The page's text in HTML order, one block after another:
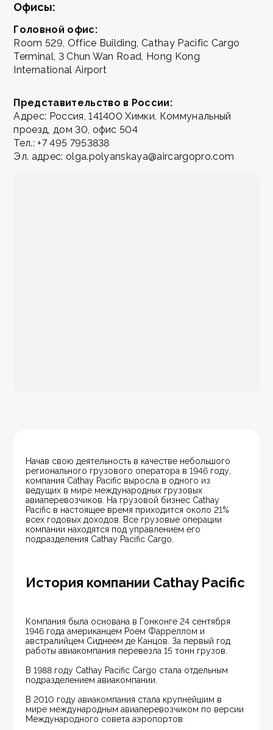
Офисы:
Головной офис:
Room 529, Office Building, Cathay Pacific Cargo
Terminal, 3 Chun Wan Road, Hong Kong
International Airport
Представительство в России:
Адрес: Россия, 141400 Химки, Коммунальный
проезд, дом 30, офис 504
Тел.:+7 495 7953838
Эл. адрес: olga.polyanskaya@aircargopro.com
Начав свою деятельность в качестве небольшого
регионального грузового оператора в 1946 году,
компания Cathay Pacific выросла в одного из
ведущих в мире международных грузовых
авиаперевозчиков. На грузовой бизнес Cathay
Pacific в настоящее время приходится около 21%
всех годовых доходов. Все грузовые операции
компании находятся под управлением его
подразделения Cathay Pacific Cargo.
История компании Cathay Pacific
Компания была основана в Гонконге 24 сентября
1946 года американцем Роем Фарреллом и
австралийцем Сиднеем де Канцов. За первый год
работы авиакомпания перевезла 15 тонн грузов.
В 1988 году Cathay Pacific Cargo стала отдельным
подразделением авиакомпании.
В 2010 году авиакомпания стала крупнейшим в
мире международным авиаперевозчиком по версии
Международного совета аэропортов.